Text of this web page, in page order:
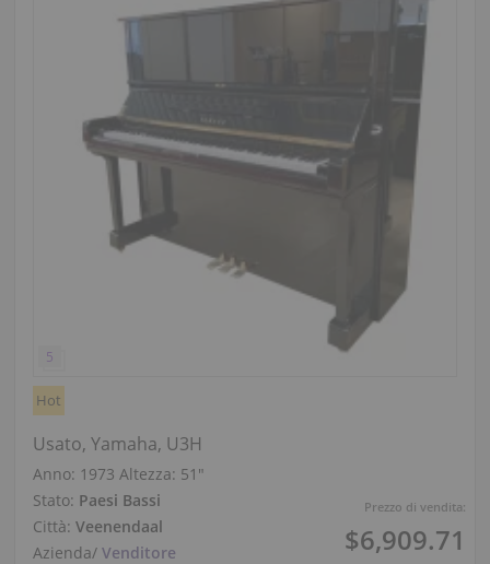
Prezzo di vendita:
$6,909.71
Hot
Usato, Yamaha, U3H
Anno: 1973 Altezza: 51″
Stato: Paesi Bassi
Città: Veenendaal
Azienda/ Venditore